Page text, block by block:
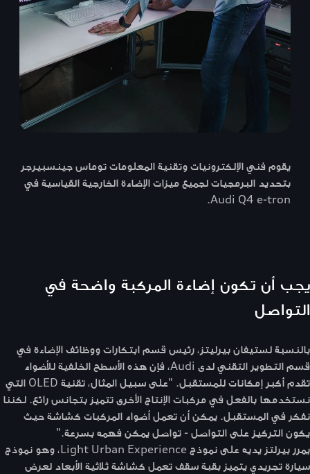
يقوم فني الإلكترونيات وتقنية المعلومات توماس جينسبيرجر
بتحديد البرمجيات لجميع ميزات الإضاءة الخارجية القياسية في
Audi Q4 e-tron.
يجب أن تكون إضاءة المركبة واضحة في
التواصل
بالنسبة لستيفان بيرليتز، رئيس قسم ابتكارات ووظائف الإضاءة في
قسم التطوير التقني لدى Audi، فإن هذه الأسطح الخلفية للأضواء
تقدم أكبر إمكانات للمستقبل. "على سبيل المثال، تقنية OLED التي
نستخدمها بالفعل في مركبات الإنتاج الأخرى تتميز بتجانس رائع. لكننا
نفكر في المستقبل. يمكن أن تعمل أضواء المركبات كشاشة حيث
يكون التركيز على التواصل - تواصل يمكن فهمه بسرعة."
يمرر بيرلتز يديه على نموذج Light Urban Experience، وهو نموذج
سيارة تجريدي يتميز بقبة سقف تعمل كشاشة ثلاثية الأبعاد لعرض